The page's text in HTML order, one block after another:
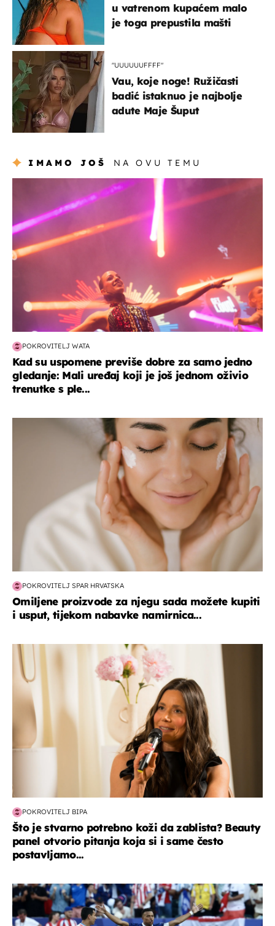
u vatrenom kupaćem malo
je toga prepustila mašti
"UUUUUUFFFF"
Vau, koje noge! Ružičasti
badić istaknuo je najbolje
adute Maje Šuput
IMAMO JOŠ NA OVU TEMU
POKROVITELJ WATA
Kad su uspomene previše dobre za samo jedno
gledanje: Mali uređaj koji je još jednom oživio
trenutke s ple...
moda & ljepota
POKROVITELJ SPAR HRVATSKA
Omiljene proizvode za njegu sada možete kupiti
i usput, tijekom nabavke namirnica...
moda & ljepota
POKROVITELJ BIPA
Što je stvarno potrebno koži da zablista? Beauty
panel otvorio pitanja koja si i same često
postavljamo...
svjetsko prvenstvo 2026